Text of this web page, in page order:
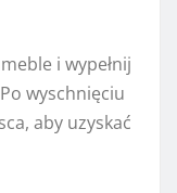
i wypełnij
wyschnięciu
aby uzyskać